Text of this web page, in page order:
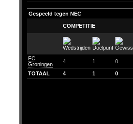
Gespeeld tegen NEC
COMPETITIE
FC
Groningen
4 1 0
TOTAAL 4 1 0